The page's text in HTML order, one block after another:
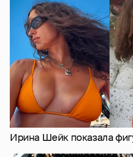
Ирина Шейк показала